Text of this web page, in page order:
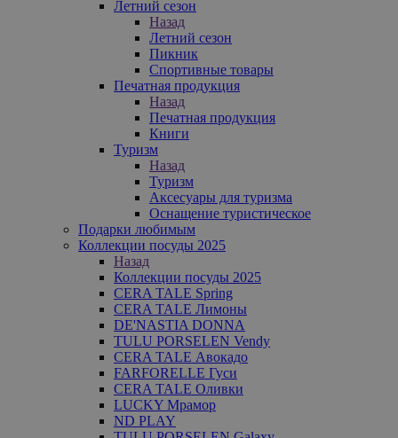
Летний сезон
Назад
Летний сезон
Пикник
Спортивные товары
Печатная продукция
Назад
Печатная продукция
Книги
Туризм
Назад
Туризм
Аксесуары для туризма
Оснащение туристическое
Подарки любимым
Коллекции посуды 2025
Назад
Коллекции посуды 2025
CERA TALE Spring
CERA TALE Лимоны
DE'NASTIA DONNA
TULU PORSELEN Vendy
CERA TALE Авокадо
FARFORELLE Гуси
CERA TALE Оливки
LUCKY Мрамор
ND PLAY